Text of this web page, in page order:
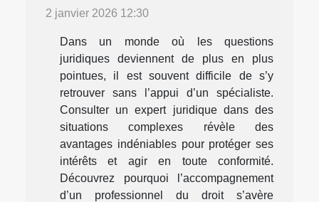
2 janvier 2026 12:30
Dans un monde où les questions
juridiques deviennent de plus en plus
pointues, il est souvent difficile de s’y
retrouver sans l’appui d’un spécialiste.
Consulter un expert juridique dans des
situations complexes révèle des
avantages indéniables pour protéger ses
intérêts et agir en toute conformité.
Découvrez pourquoi l’accompagnement
d’un professionnel du droit s’avère